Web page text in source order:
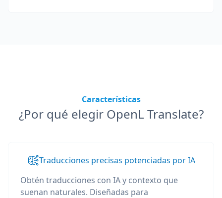
Características
¿Por qué elegir OpenL Translate?
Traducciones precisas potenciadas por IA
Obtén traducciones con IA y contexto que
suenan naturales. Diseñadas para